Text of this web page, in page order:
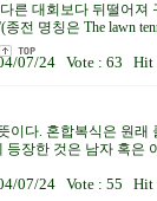
른 대회보다 뒤떨어져
전 명칭은 The lawn
07/24 Vote : 63 Hit
이다. 혼합복식은 원래
장한 것은 남자 혹은
07/24 Vote : 55 Hit